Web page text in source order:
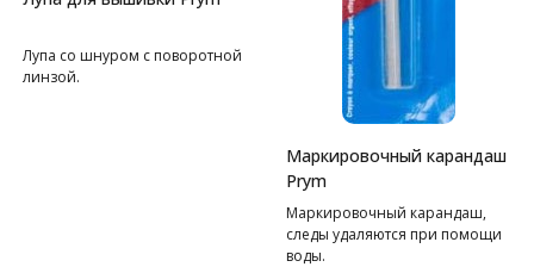
Лупа со шнуром с поворотной
линзой.
Маркировочный карандаш
Prym
Маркировочный карандаш,
следы удаляются при помощи
воды.